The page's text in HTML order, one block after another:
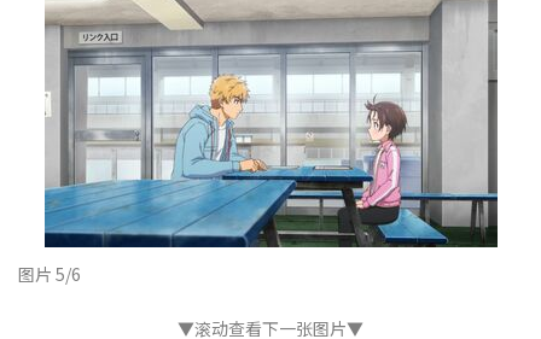
图片 5/6
▼滚动查看下一张图片▼